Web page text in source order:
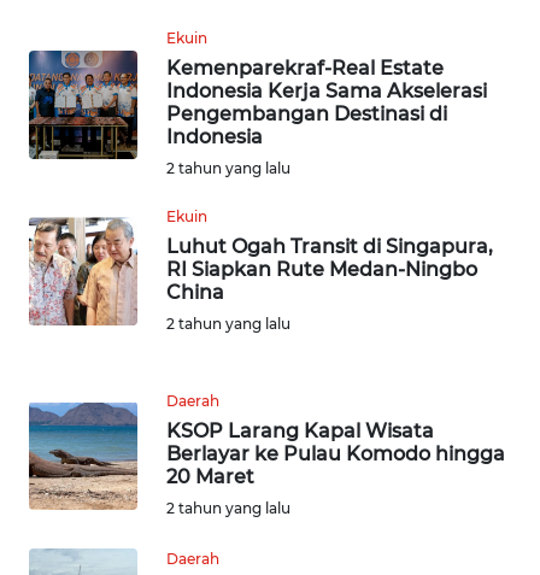
Ekuin
Kemenparekraf-Real Estate
Indonesia Kerja Sama Akselerasi
Pengembangan Destinasi di
Indonesia
2 tahun yang lalu
Ekuin
Luhut Ogah Transit di Singapura,
RI Siapkan Rute Medan-Ningbo
China
2 tahun yang lalu
Daerah
KSOP Larang Kapal Wisata
Berlayar ke Pulau Komodo hingga
20 Maret
2 tahun yang lalu
Daerah
TAPANULI
SELATAN
WN
WN
KARO
WN
LABUHANBATU
TAPANULI